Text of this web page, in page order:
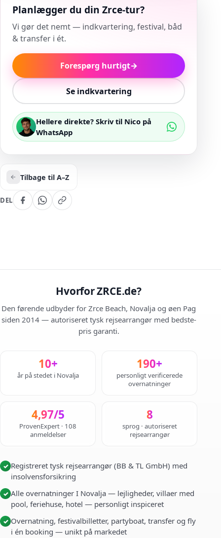
Planlægger du din Zrce-tur?
Vi gør det nemt — indkvartering, festival, båd
& transfer i ét.
Forespørg hurtigt→
Se indkvartering
Hellere direkte? Skriv til Nico på
WhatsApp
Tilbage til A–Z
DEL
Hvorfor ZRCE.de?
Den førende udbyder for Zrce Beach, Novalja og øen Pag
siden 2014 — autoriseret tysk rejsearrangør med bedste-
pris garanti.
10+
år på stedet i Novalja
190+
personligt verificerede
overnatninger
4,97/5
ProvenExpert · 108
anmeldelser
8
sprog · autoriseret
rejsearrangør
✓ Registreret tysk rejsearrangør (BB & TL GmbH) med
insolvensforsikring
✓ Alle overnatninger I Novalja — lejligheder, villaer med
pool, feriehuse, hotel — personligt inspiceret
✓ Overnatning, festivalbilletter, partyboat, transfer og fly
i én booking — unikt på markedet